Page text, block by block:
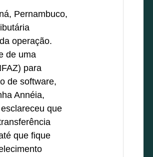
Pernambuco,
operação.
de uma
para
de software,
Annéia,
que
que fique